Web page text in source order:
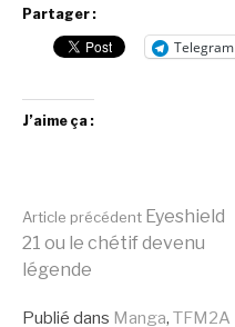
Partager :
Telegram
J’aime ça :
Lire
la
Article précédent Eyeshield
21 ou le chétif devenu
légende
Publié dans Manga, TFM2A